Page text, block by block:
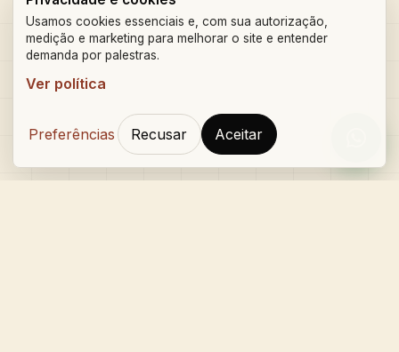
Usamos cookies essenciais e, com sua autorização,
medição e marketing para melhorar o site e entender
demanda por palestras.
Ver política
Preferências Recusar Aceitar